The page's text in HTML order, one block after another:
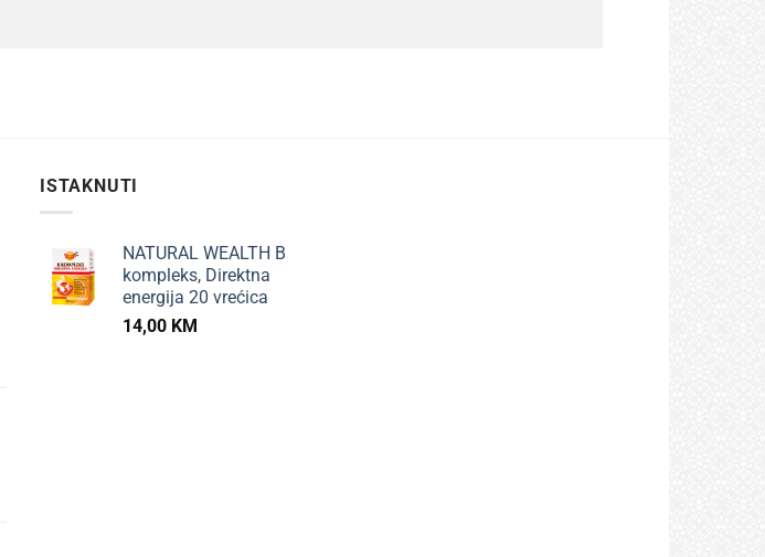
ISTAKNUTI
NATURAL WEALTH B
kompleks, Direktna
energija 20 vrećica
14,00 KM